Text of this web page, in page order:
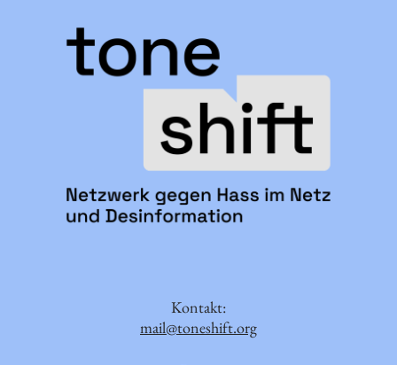
Kontakt:
mail@toneshift.org